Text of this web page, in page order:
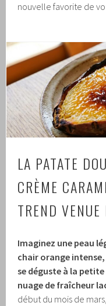
nouvelle favorite de
LA PATATE
CRÈME
TREND VENUE
Imaginez une peau
chair orange
se déguste à la
nuage de fraîcheur
début du mois de